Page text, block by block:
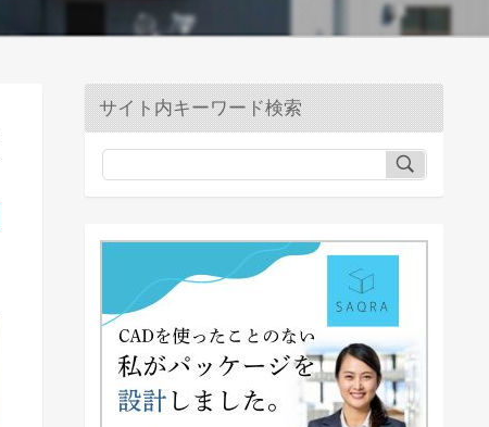
サイト内キーワード検索